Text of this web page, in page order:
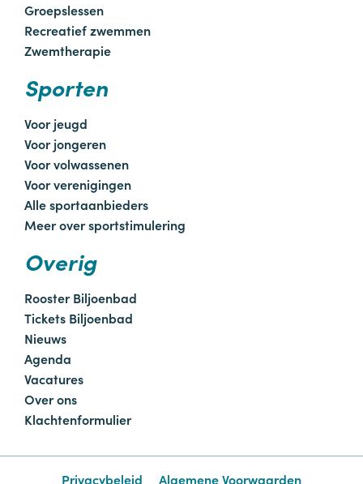
Groepslessen
Recreatief zwemmen
Zwemtherapie
Sporten
Voor jeugd
Voor jongeren
Voor volwassenen
Voor verenigingen
Alle sportaanbieders
Meer over sportstimulering
Overig
Rooster Biljoenbad
Tickets Biljoenbad
Nieuws
Agenda
Vacatures
Over ons
Klachtenformulier
Privacybeleid Algemene Voorwaarden